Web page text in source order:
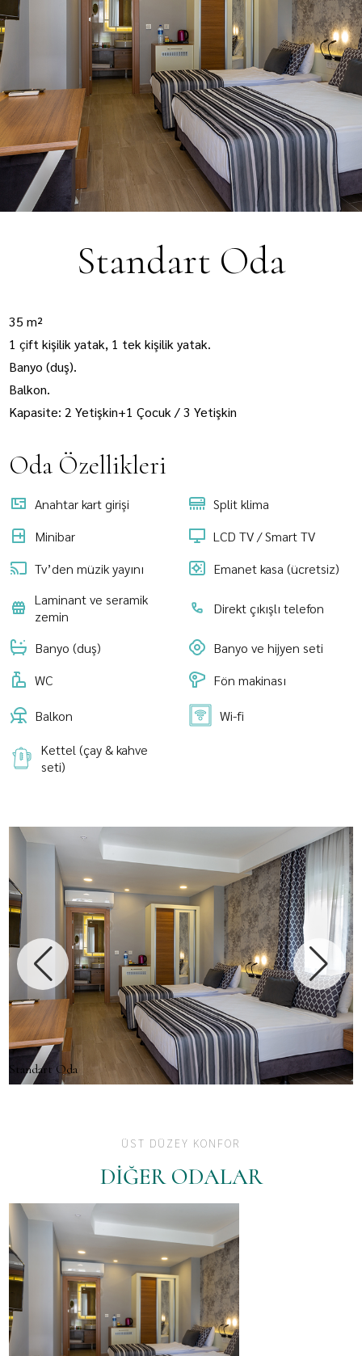
Greenwood Suites Resort
GASTRONOMİ
EĞLENCE VE AKTİVİTELER
AQUAPARK
E-KATALOG
İLETİŞİM
Standart Oda
35 m²
1 çift kişilik yatak, 1 tek kişilik yatak.
Banyo (duş).
Balkon.
Kapasite: 2 Yetişkin+1 Çocuk / 3 Yetişkin
Oda Özellikleri
Anahtar kart girişi
Split klima
Minibar
LCD TV / Smart TV
Tv’den müzik yayını
Emanet kasa (ücretsiz)
Laminant ve seramik
zemin
Direkt çıkışlı telefon
Banyo (duş)
Banyo ve hijyen seti
WC
Fön makinası
Balkon Wi-fi
Kettel (çay & kahve
seti)
Standart Oda
ÜST DÜZEY KONFOR
DİĞER ODALAR